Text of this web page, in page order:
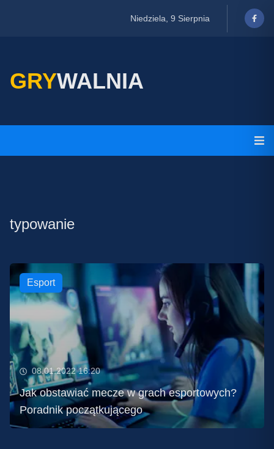
Niedziela, 9 Sierpnia
GRYWALNIA
typowanie
Esport
08.01.2022 16:20
Jak obstawiać mecze w grach esportowych?
Poradnik początkującego